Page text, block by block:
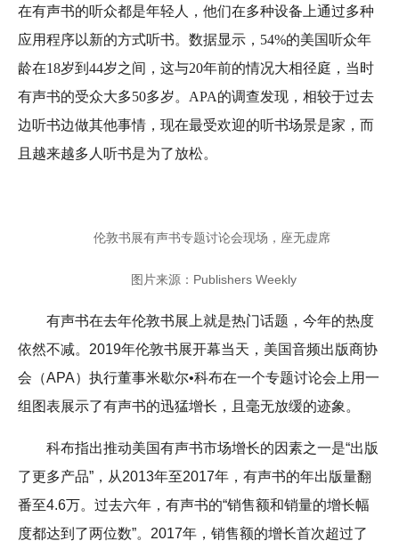
在有声书的听众都是年轻人，他们在多种设备上通过多种
应用程序以新的方式听书。 数据显示，54%的美国听众年
龄在18岁到44岁之间，这与20年前的情况大相径庭，当时
有声书的受众大多50多岁。 APA的调查发现，相较于过去
边听书边做其他事情， 现在最受欢迎的听书场景是家，而
且越来越多人听书是为了放松。
伦敦书展有声书专题讨论会现场，座无虚席
图片来源：Publishers Weekly
有声书在去年伦敦书展上就是热门话题，今年的热度
依然不减。2019年伦敦书展开幕当天，美国音频出版商协
会（APA）执行董事米歇尔•科布在一个专题讨论会上用一
组图表展示了有声书的迅猛增长，且毫无放缓的迹象。
科布指出推动美国有声书市场增长的因素之一是“出版
了更多产品”，从2013年至2017年，有声书的年出版量翻
番至4.6万。过去六年，有声书的“销售额和销量的增长幅
度都达到了两位数”。2017年，销售额的增长首次超过了